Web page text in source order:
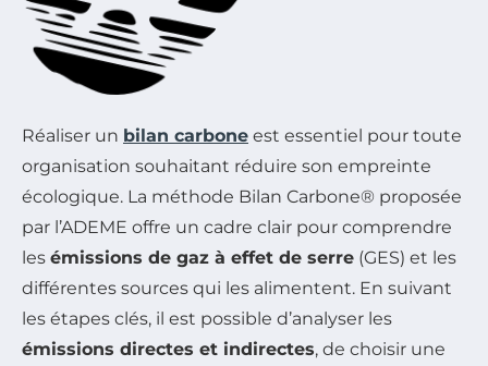
Réaliser un bilan carbone est essentiel pour toute
organisation souhaitant réduire son empreinte
écologique. La méthode Bilan Carbone® proposée
par l’ADEME offre un cadre clair pour comprendre
les émissions de gaz à effet de serre (GES) et les
différentes sources qui les alimentent. En suivant
les étapes clés, il est possible d’analyser les
émissions directes et indirectes, de choisir une